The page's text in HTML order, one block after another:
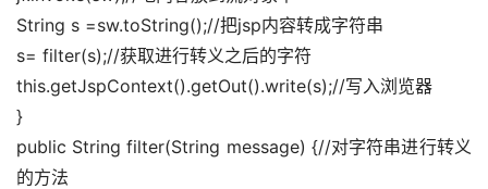
String s =sw.toString();//把jsp内容转成字符串
s= filter(s);//获取进行转义之后的字符
this.getJspContext().getOut().write(s);//写入浏览器
}
public String filter(String message) {//对字符串进行转义
的方法